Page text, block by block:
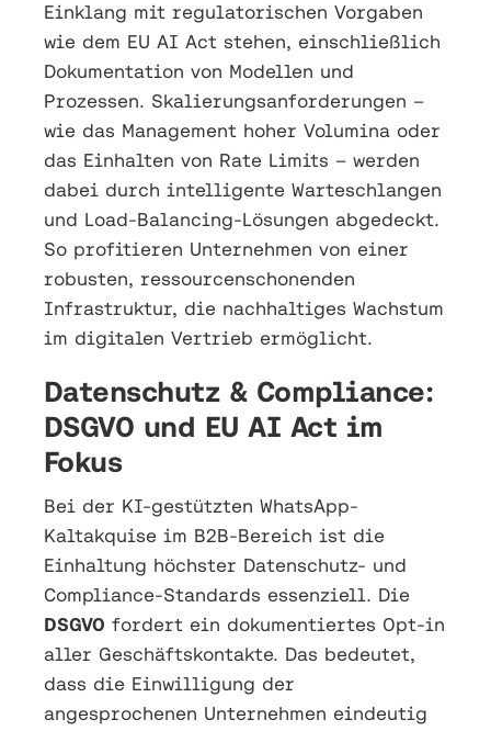
Einklang mit regulatorischen Vorgaben
wie dem EU AI Act stehen, einschließlich
Dokumentation von Modellen und
Prozessen. Skalierungsanforderungen –
wie das Management hoher Volumina oder
das Einhalten von Rate Limits – werden
dabei durch intelligente Warteschlangen
und Load-Balancing-Lösungen abgedeckt.
So profitieren Unternehmen von einer
robusten, ressourcenschonenden
Infrastruktur, die nachhaltiges Wachstum
im digitalen Vertrieb ermöglicht.
Datenschutz & Compliance:
DSGVO und EU AI Act im
Fokus
Bei der KI-gestützten WhatsApp-
Kaltakquise im B2B-Bereich ist die
Einhaltung höchster Datenschutz- und
Compliance-Standards essenziell. Die
DSGVO fordert ein dokumentiertes Opt-in
aller Geschäftskontakte. Das bedeutet,
dass die Einwilligung der
angesprochenen Unternehmen eindeutig